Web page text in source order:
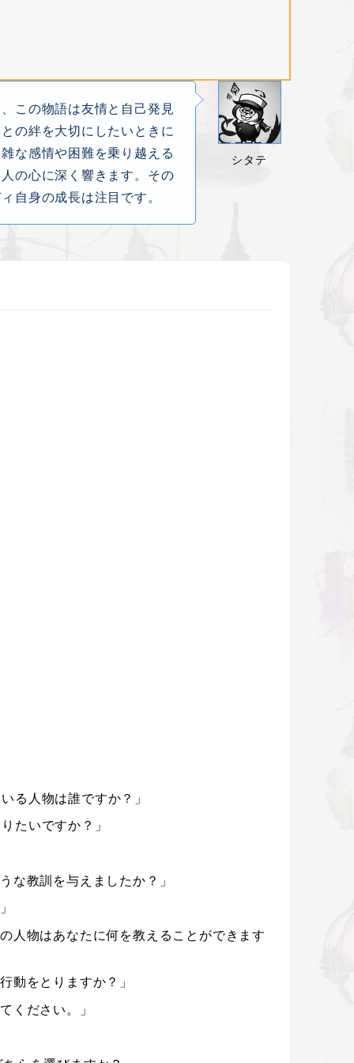
シタテ
この物語は友情と自己発見
の絆を大切にしたいときに
な感情や困難を乗り越える
の心に深く響きます。その
自身の成長は注目です。
る人物は誰ですか？」
たいですか？」
な教訓を与えましたか？」
人物はあなたに何を教えることができます
動をとりますか？」
ください。」